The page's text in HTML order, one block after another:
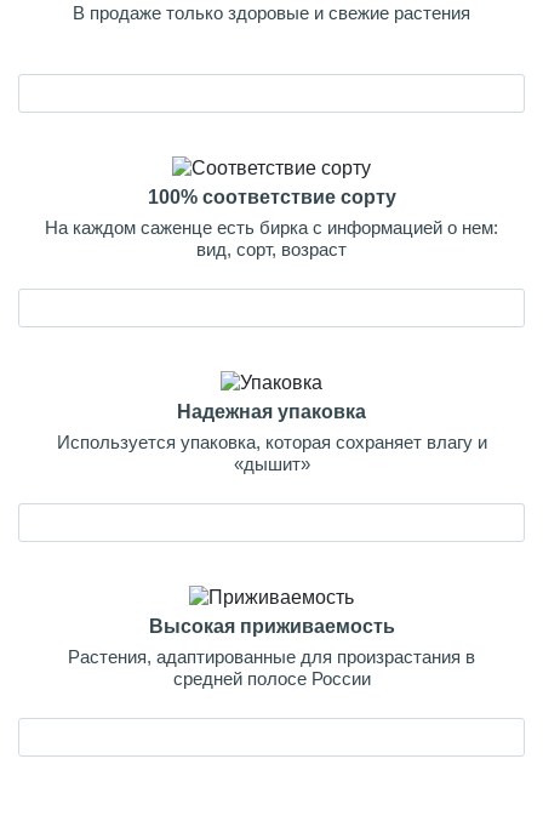
В продаже только здоровые и свежие растения
100% соответствие сорту
На каждом саженце есть бирка с информацией о нем:
вид, сорт, возраст
Надежная упаковка
Используется упаковка, которая сохраняет влагу и
«дышит»
Высокая приживаемость
Растения, адаптированные для произрастания в
средней полосе России